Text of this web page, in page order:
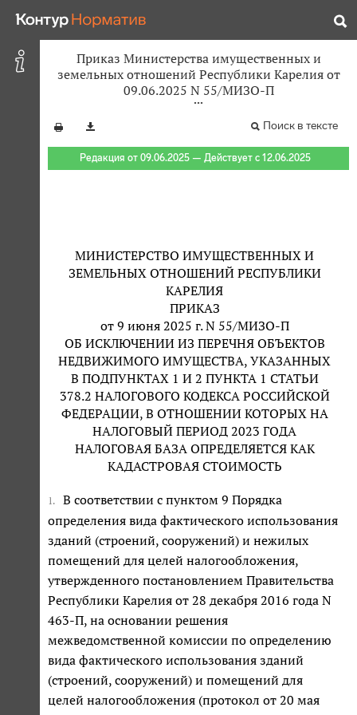
Приказ Министерства имущественных и
земельных отношений Республики Карелия от
09.06.2025 N 55/МИЗО-П
Поиск в тексте
Редакция от 09.06.2025 — Действует с 12.06.2025
МИНИСТЕРСТВО ИМУЩЕСТВЕННЫХ И
ЗЕМЕЛЬНЫХ ОТНОШЕНИЙ РЕСПУБЛИКИ
КАРЕЛИЯ
ПРИКАЗ
от 9 июня 2025 г. N 55/МИЗО-П
ОБ ИСКЛЮЧЕНИИ ИЗ ПЕРЕЧНЯ ОБЪЕКТОВ
НЕДВИЖИМОГО ИМУЩЕСТВА, УКАЗАННЫХ
В ПОДПУНКТАХ 1 И 2 ПУНКТА 1 СТАТЬИ
378.2 НАЛОГОВОГО КОДЕКСА РОССИЙСКОЙ
ФЕДЕРАЦИИ, В ОТНОШЕНИИ КОТОРЫХ НА
НАЛОГОВЫЙ ПЕРИОД 2023 ГОДА
НАЛОГОВАЯ БАЗА ОПРЕДЕЛЯЕТСЯ КАК
КАДАСТРОВАЯ СТОИМОСТЬ
1.
В соответствии с пунктом 9 Порядка
определения вида фактического использования
зданий (строений, сооружений) и нежилых
помещений для целей налогообложения,
утвержденного постановлением Правительства
Республики Карелия от 28 декабря 2016 года N
463-П, на основании решения
межведомственной комиссии по определению
вида фактического использования зданий
(строений, сооружений) и помещений для
целей налогообложения (протокол от 20 мая